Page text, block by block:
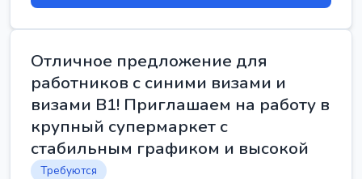
Отличное предложение для
работников с синими визами и
визами B1! Приглашаем на работу в
крупный супермаркет с
стабильным графиком и высокой
Требуются